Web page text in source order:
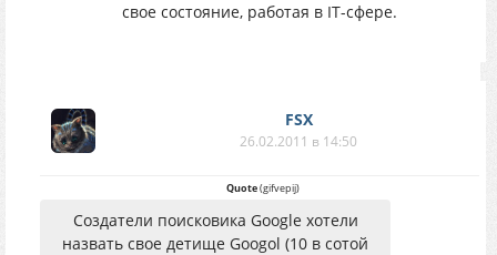
свое состояние, работая в IT-сфере.
FSX
26.02.2011 в 14:50
Quote(gifvepij)
Создатели поисковика Google хотели
назвать свое детище Googol (10 в сотой